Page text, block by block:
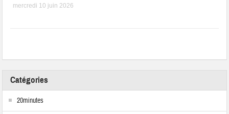
mercredi 10 juin 2026
Catégories
20minutes